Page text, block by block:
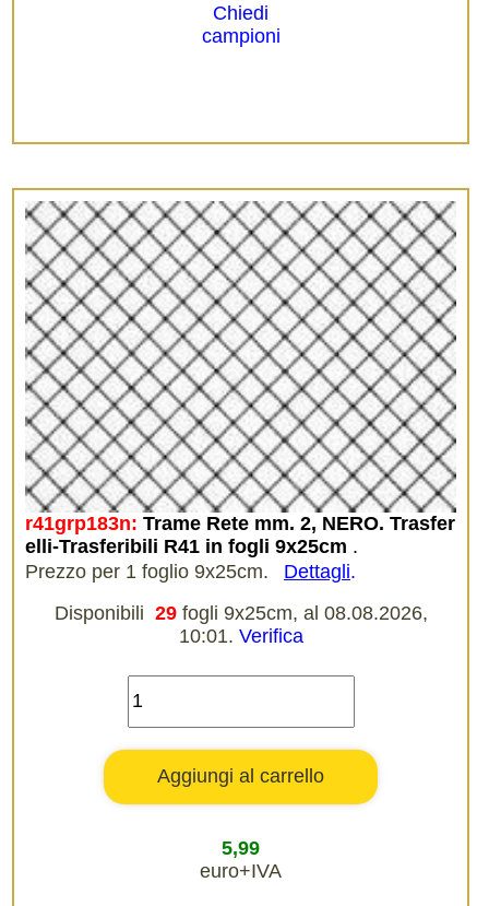
Chiedi
campioni
r41grp183n: Trame Rete mm. 2, NERO. Trasfer
elli-Trasferibili R41 in fogli 9x25cm .
Prezzo per 1 foglio 9x25cm.
Dettagli.
Disponibili 29 fogli 9x25cm, al 08.08.2026,
10:01. Verifica
5,99
euro+IVA